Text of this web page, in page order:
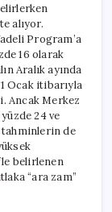
alıyor.
Program’a
16 olarak
Aralık ayında
Ocak itibarıyla
Ancak Merkez
24 ve
tahminlerin de
belirlenen
“ara zam”